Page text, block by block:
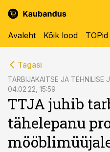
Avaleht Kõik lood TOPid
Tagasi
TARBIJAKAITSE JA TEHNILISE
04.02.22, 15:59
TTJA juhib
tähelepanu